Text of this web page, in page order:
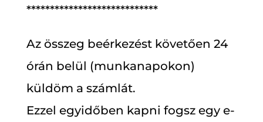
****************************
Az összeg beérkezést követően 24
órán belül (munkanapokon)
küldöm a számlát.
Ezzel egyidőben kapni fogsz egy e-